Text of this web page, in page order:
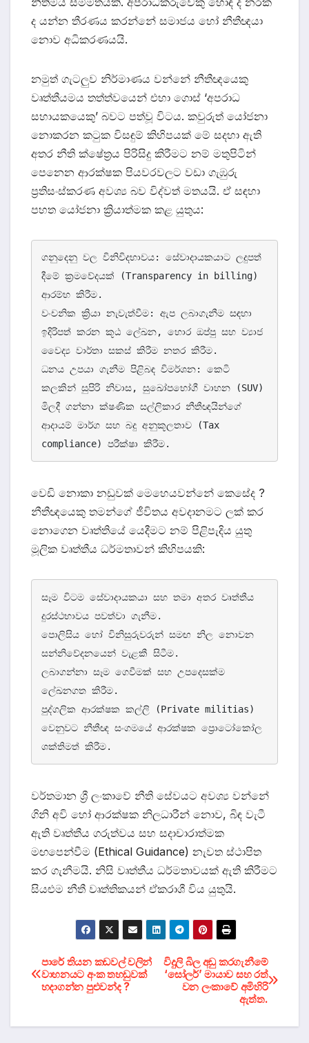
ද යන්න තීරණය කරන්නේ සමාජය හෝ නීතීඥයා
නොව අධිකරණයයි.
නමුත් ගැටලුව නිර්මාණය වන්නේ නීතීඥයෙකු
වෘත්තීයමය තත්ත්වයෙන් එහා ගොස් ‘අපරාධ
සහායකයෙකු’ බවට පත්වූ විටය. කවුරුත් යෝජනා
නොකරන කටුක විසඳුම් කිහිපයක් මේ සදහා ඇති
අතර නීති ක්ෂේත්‍රය පිරිසිදු කිරීමට නම් මතුපිටින්
පෙනෙන ආරක්ෂක පියවරවලට වඩා ගැඹුරු
ප්‍රතිසංස්කරණ අවශ්‍ය බව විද්වත් මතයයි. ඒ සඳහා
පහත යෝජනා ක්‍රියාත්මක කළ යුතුය:
ගනුදෙනු වල විනිවිදභාවය: සේවාදායකයාට ලදුපත්
දීමේ ක්‍රමවේදයක් (Transparency in billing)
ආරම්භ කිරීම.
වංචනික ක්‍රියා නැවැත්වීම: ඇප ලබාගැනීම සඳහා
ඉදිරිපත් කරන කූඨ ලේඛන, හොර ඔප්පු සහ ව්‍යාජ
වෛද්‍ය වාර්තා සකස් කිරීම නතර කිරීම.
ධනය උපයා ගැනීම පිළිබඳ විමර්ශන: කෙටි
කලකින් සුපිරි නිවාස, සුඛෝපභෝගී වාහන (SUV)
මිලදී ගන්නා ක්ෂණික සල්ලිකාර නීතීඥයින්ගේ
ආදායම් මාර්ග සහ බදු අනුකූලතාව (Tax
compliance) පරීක්ෂා කිරීම.
වෙඩි නොකා නඩුවක් මෙහෙයවන්නේ කෙසේද ?
නීතීඥයෙකු තමන්ගේ ජීවිතය අවදානමට ලක් කර
නොගෙන වෘත්තියේ යෙදීමට නම් පිළිපැදිය යුතු
මූලික වෘත්තීය ධර්මතාවන් කිහිපයකි:
සෑම විටම සේවාදායකයා සහ තමා අතර වෘත්තීය
දුරස්ථභාවය පවත්වා ගැනීම.
පොලිසිය හෝ විනිසුරුවරුන් සමඟ නිල නොවන
සන්නිවේදනයෙන් වැළකී සිටීම.
ලබාගන්නා සෑම ගෙවීමක් සහ උපදෙසක්ම
ලේඛනගත කිරීම.
පුද්ගලික ආරක්ෂක කල්ලි (Private militias)
වෙනුවට නීතීඥ සංගමයේ ආරක්ෂක ප්‍රොටෝකෝල
ශක්තිමත් කිරීම.
වර්තමාන ශ්‍රී ලංකාවේ නීති සේවයට අවශ්‍ය වන්නේ
ගිනි අවි හෝ ආරක්ෂක නිලධාරීන් නොව, බිඳ වැටී
ඇති වෘත්තීය ගරුත්වය සහ සදාචාරාත්මක
මඟපෙන්වීම (Ethical Guidance) නැවත ස්ථාපිත
කර ගැනීමයි. නිසි වෘත්තීය ධර්මතාවයක් ඇති කිරීමට
සියළුම නීතී වෘත්තිකයන් ඒකරාශී විය යුතුයි.
Post
navigation
විදුලි බිල අඩු කරගැනීමේ
‘සෝලර්’ මායාව සහ රත්
වන ලංකාවේ අමිහිරි
ඇත්ත.
පාරේ තියන කඩවල් වලින්
වාහනයට අංක තහඩුවක්
හදාගන්න පුළුවන්ද ?